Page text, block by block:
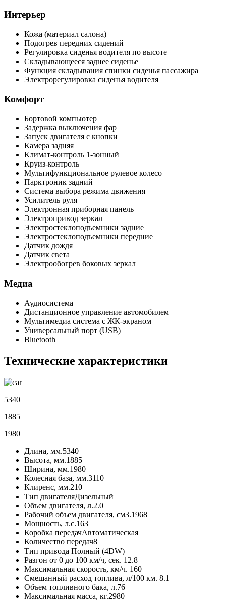
Интерьер
Кожа (материал салона)
Подогрев передних сидений
Регулировка сиденья водителя по высоте
Складывающееся заднее сиденье
Функция складывания спинки сиденья пассажира
Электрорегулировка сиденья водителя
Комфорт
Бортовой компьютер
Задержка выключения фар
Запуск двигателя с кнопки
Камера задняя
Климат-контроль 1-зонный
Круиз-контроль
Мультифункциональное рулевое колесо
Парктроник задний
Система выбора режима движения
Усилитель руля
Электронная приборная панель
Электропривод зеркал
Электростеклоподъемники задние
Электростеклоподъемники передние
Датчик дождя
Датчик света
Электрообогрев боковых зеркал
Медиа
Аудиосистема
Дистанционное управление автомобилем
Мультимедиа система с ЖК-экраном
Универсальный порт (USB)
Bluetooth
Технические характеристики
5340
1885
1980
Длина, мм.5340
Высота, мм.1885
Ширина, мм.1980
Колесная база, мм.3110
Клиренс, мм.210
Тип двигателяДизельный
Объем двигателя, л.2.0
Рабочий объем двигателя, см3.1968
Мощность, л.с.163
Коробка передачАвтоматическая
Количество передач8
Тип привода Полный (4DW)
Разгон от 0 до 100 км/ч, сек. 12.8
Максимальная скорость, км/ч. 160
Смешанный расход топлива, л/100 км. 8.1
Объем топливного бака, л.76
Максимальная масса, кг.2980